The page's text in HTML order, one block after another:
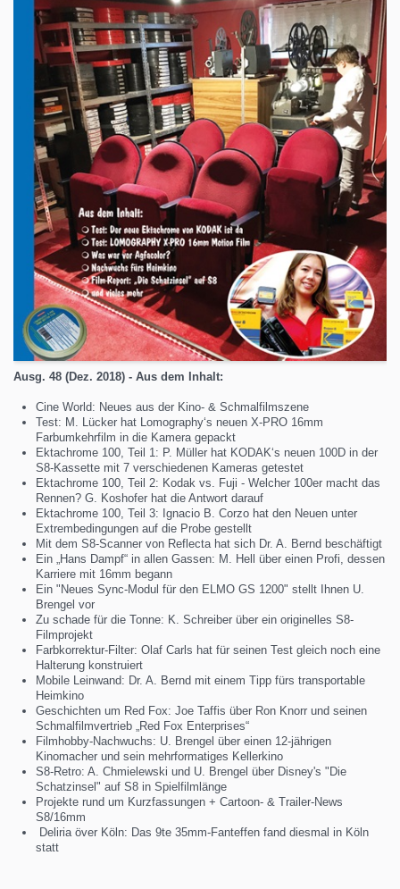
Ausg. 48 (Dez. 2018) - Aus dem Inhalt:
Cine World: Neues aus der Kino- & Schmalfilmszene
Test: M. Lücker hat Lomography‘s neuen X-PRO 16mm
Farbumkehrfilm in die Kamera gepackt
Ektachrome 100, Teil 1: P. Müller hat KODAK‘s neuen 100D in der
S8-Kassette mit 7 verschiedenen Kameras getestet
Ektachrome 100, Teil 2: Kodak vs. Fuji - Welcher 100er macht das
Rennen? G. Koshofer hat die Antwort darauf
Ektachrome 100, Teil 3: Ignacio B. Corzo hat den Neuen unter
Extrembedingungen auf die Probe gestellt
Mit dem S8-Scanner von Reflecta hat sich Dr. A. Bernd beschäftigt
Ein „Hans Dampf“ in allen Gassen: M. Hell über einen Profi, dessen
Karriere mit 16mm begann
Ein "Neues Sync-Modul für den ELMO GS 1200" stellt Ihnen U.
Brengel vor
Zu schade für die Tonne: K. Schreiber über ein originelles S8-
Filmprojekt
Farbkorrektur-Filter: Olaf Carls hat für seinen Test gleich noch eine
Halterung konstruiert
Mobile Leinwand: Dr. A. Bernd mit einem Tipp fürs transportable
Heimkino
Geschichten um Red Fox: Joe Taffis über Ron Knorr und seinen
Schmalfilmvertrieb „Red Fox Enterprises“
Filmhobby-Nachwuchs: U. Brengel über einen 12-jährigen
Kinomacher und sein mehrformatiges Kellerkino
S8-Retro: A. Chmielewski und U. Brengel über Disney's "Die
Schatzinsel" auf S8 in Spielfilmlänge
Projekte rund um Kurzfassungen + Cartoon- & Trailer-News
S8/16mm
Deliria över Köln: Das 9te 35mm-Fanteffen fand diesmal in Köln
statt